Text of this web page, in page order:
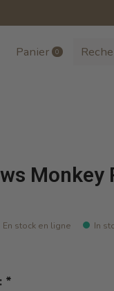
Panier 0items
Monkey
En stock en ligne In
*